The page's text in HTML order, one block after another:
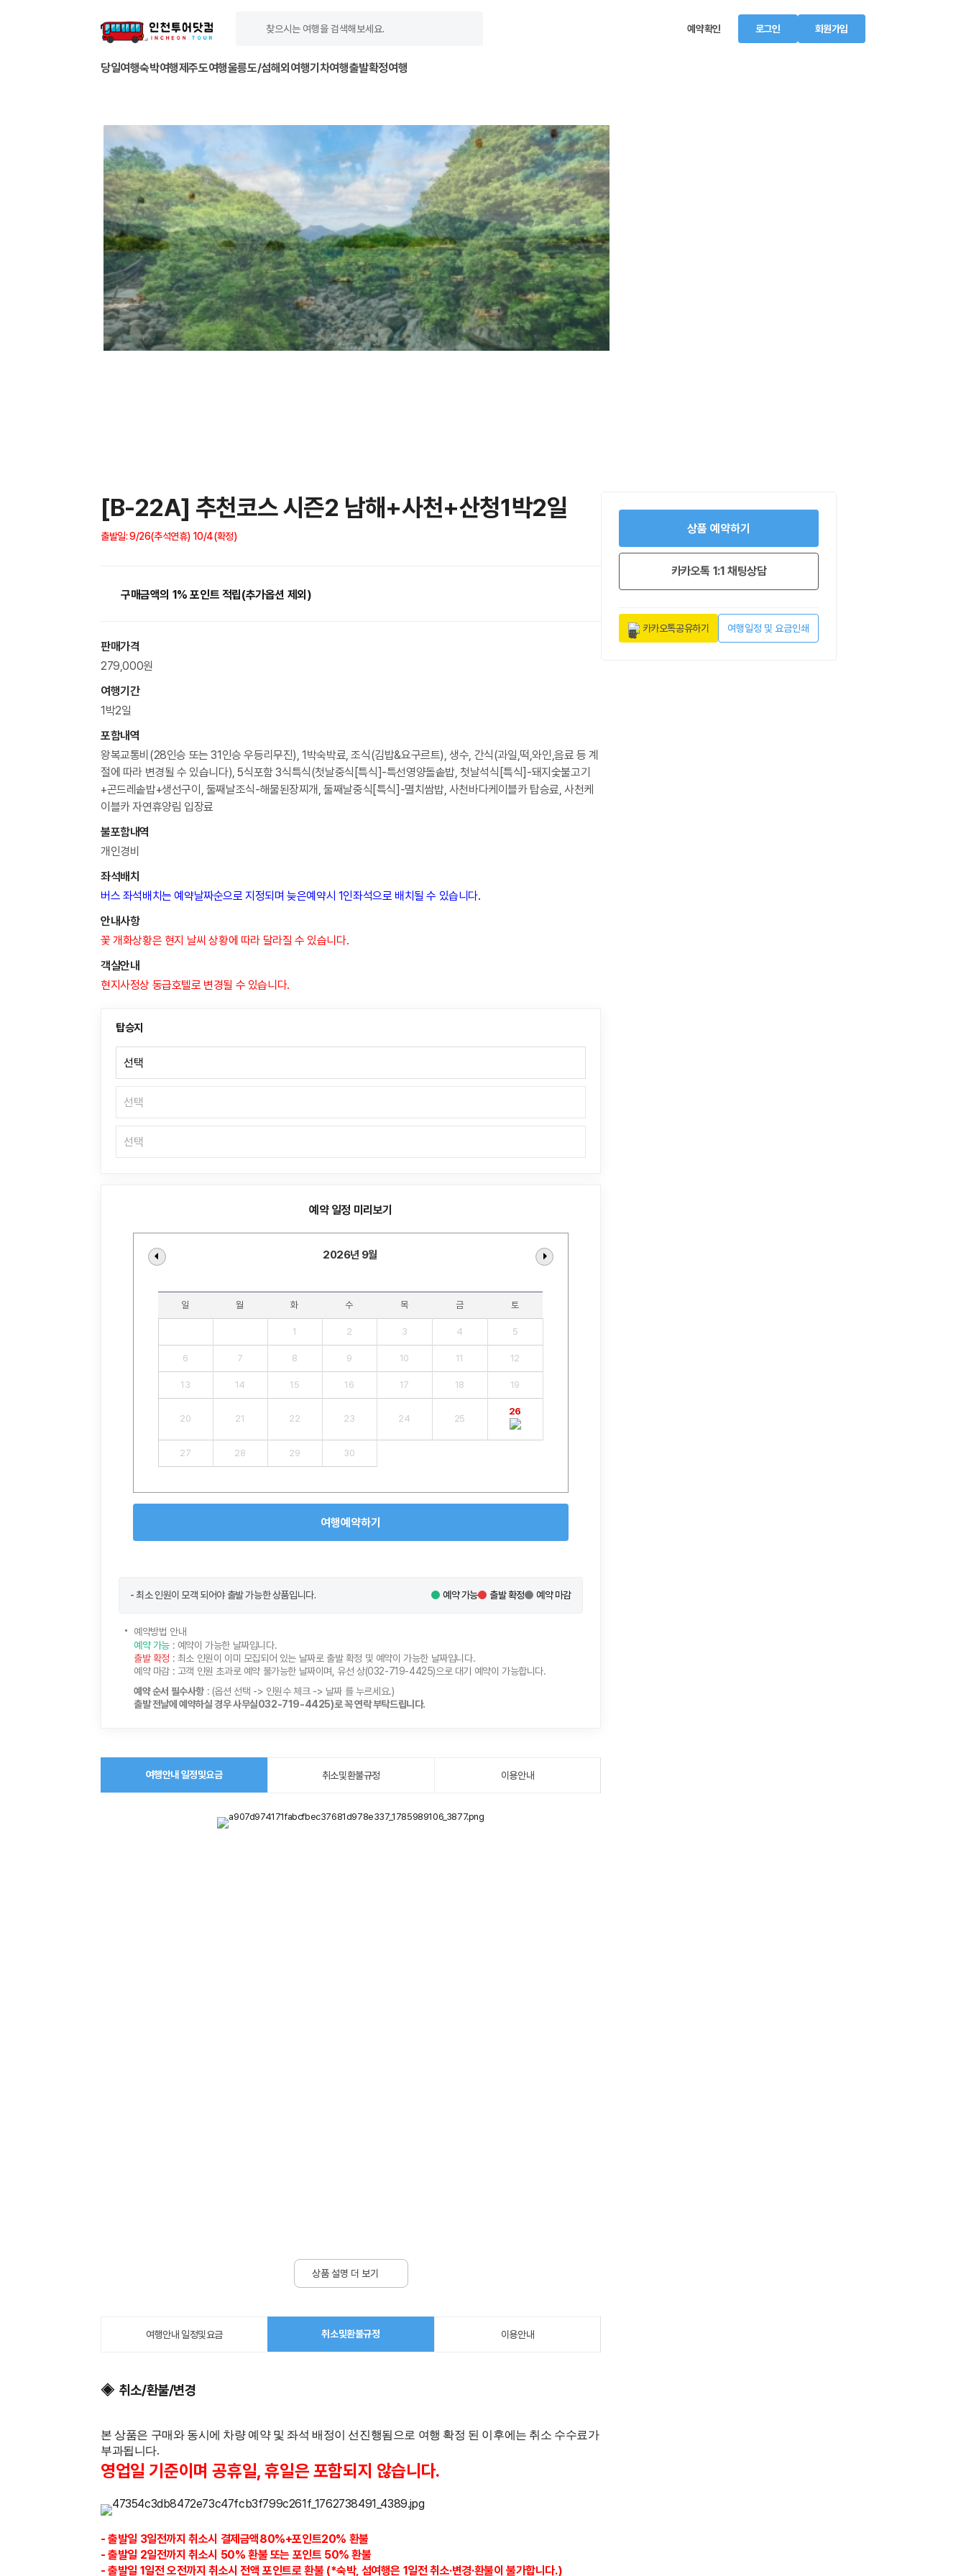
예약확인 로그인 회원가입
당일여행숙박여행제주도여행울릉도/섬해외여행기차여행출발확정여행
[B-22A] 추천코스 시즌2 남해+사천+산청1박2일
출발일: 9/26(추석연휴) 10/4(확정)
구매금액의 1% 포인트 적립(추가옵션 제외)
판매가격
279,000원
여행기간
1박2일
포함내역
왕복교통비(28인승 또는 31인승 우등리무진), 1박숙박료, 조식(김밥&요구르트), 생수, 간식(과일,떡,와인,음료 등 계
절에 따라 변경될 수 있습니다), 5식포함 3식특식(첫날중식[특식]-특선영양돌솥밥, 첫날석식[특식]-돼지숯불고기
+곤드레솥밥+생선구이, 둘째날조식-해물된장찌개, 둘째날중식[특식]-멸치쌈밥, 사천바다케이블카 탑승료, 사천케
이블카 자연휴양림 입장료
불포함내역
개인경비
좌석배치
버스 좌석배치는 예약날짜순으로 지정되며 늦은예약시 1인좌석으로 배치될 수 있습니다.
안내사항
꽃 개화상황은 현지 날씨 상황에 따라 달라질 수 있습니다.
객실안내
현지사정상 동급호텔로 변경될 수 있습니다.
탑승지
예약 일정 미리보기
2026년 9월
일 월 화 수 목 금 토
1 2 3 4 5
6 7 8 9 10 11 12
13 14 15 16 17 18 19
20 21 22 23 24 25
26
27 28 29 30
여행예약하기
- 최소 인원이 모객 되어야 출발 가능한 상품입니다. 예약 가능 출발 확정 예약 마감
예약방법 안내
예약 가능 : 예약이 가능한 날짜입니다.
출발 확정 : 최소 인원이 이미 모집되어 있는 날짜로 출발 확정 및 예약이 가능한 날짜입니다.
예약 마감 : 고객 인원 초과로 예약 불가능한 날짜이며, 유선 상(032-719-4425)으로 대기 예약이 가능합니다.
예약 순서 필수사항 : (옵션 선택 -> 인원수 체크 -> 날짜 를 누르세요.)
출발 전날에 예약하실 경우 사무실032-719-4425)로 꼭 연락 부탁드립니다.
여행안내 일정및요금 취소및환불규정 이용안내
상품 설명 더 보기
여행안내 일정및요금 취소및환불규정 이용안내
◈ 취소/환불/변경
본 상품은 구매와 동시에 차량 예약 및 좌석 배정이 선진행됨으로 여행 확정 된 이후에는 취소 수수료가
부과됩니다.
영업일 기준이며 공휴일, 휴일은 포함되지 않습니다.
- 출발일 3일전까지취소시 결제금액80%+포인트20% 환불
- 출발일 2일전까지 취소시 50% 환불 또는 포인트 50% 환불
- 출발일 1일전 오전까지 취소시 전액 포인트로 환불 (*숙박, 섬여행은 1일전 취소·변경·환불이 불가합니다.)
상품 예약하기
카카오톡 1:1 채팅상담
카카오톡공유하기 여행일정 및 요금인쇄